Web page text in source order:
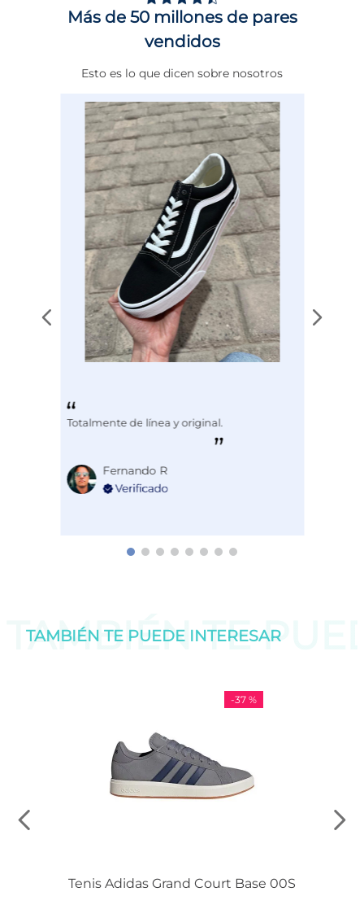
Género Niño
DE 0 A 4 cms
NORMAL
NEGRO
BÁSQUET
Más de 50 millones de pares
vendidos
Esto es lo que dicen sobre nosotros
Totalmente de línea y original.
Fernando R
TAMBIÉN TE
TAMBIÉN TE PUEDE INTERESAR
-37 %
Tenis Adidas Grand Court Base 00S